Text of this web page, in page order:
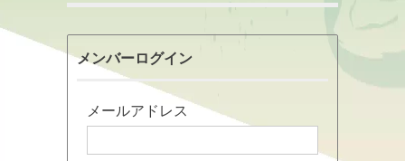
メンバーログイン
メールアドレス